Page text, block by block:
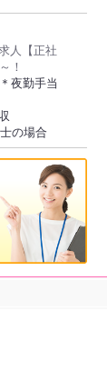
人【正社
！
夜勤手当
の場合